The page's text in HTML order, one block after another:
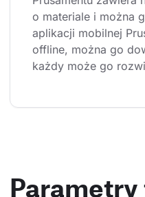
o materiale i można
aplikacji mobilnej
offline, można go
każdy może go